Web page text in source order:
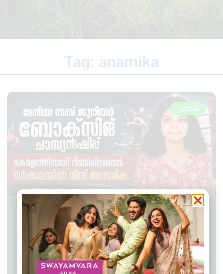
Tag: anamika
വർക്കല
ദേശീയ സബ് ജൂനിയർ ബോക്‌സിങ്
ചാമ്പ്യൻഷിപ്പ് ; കേരളത്തിനായി
റിങ്ങിലിറങ്ങാൻ വർക്കലയിൽ നിന്ന്
അനാമിക